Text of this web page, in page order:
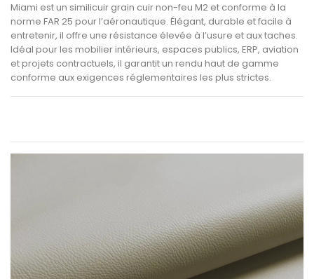
Miami est un similicuir grain cuir non-feu M2 et conforme à la
norme FAR 25 pour l’aéronautique. Élégant, durable et facile à
entretenir, il offre une résistance élevée à l’usure et aux taches.
Idéal pour les mobilier intérieurs, espaces publics, ERP, aviation
et projets contractuels, il garantit un rendu haut de gamme
conforme aux exigences réglementaires les plus strictes.